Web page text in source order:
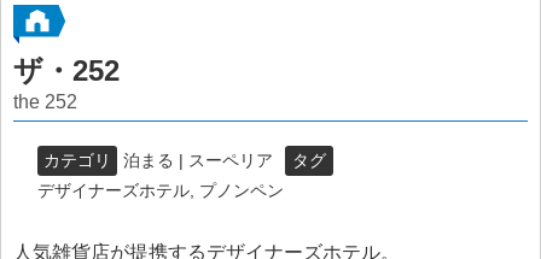
ザ・252
the 252
カテゴリ 泊まる | スーペリア
タグ
デザイナーズホテル プノンペン
人気雑貨店が提携するデザイナーズホテル。